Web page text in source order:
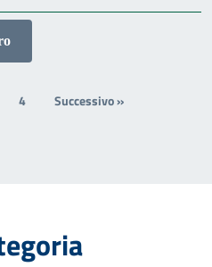
4 Successivo »